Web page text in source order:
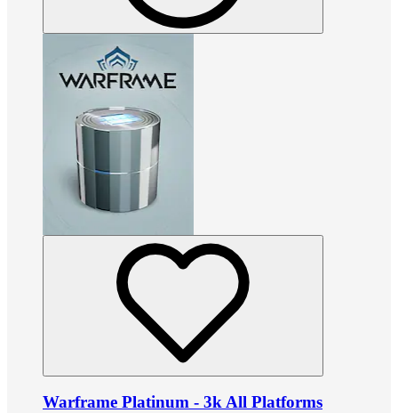
Warframe Platinum - 3k All Platforms